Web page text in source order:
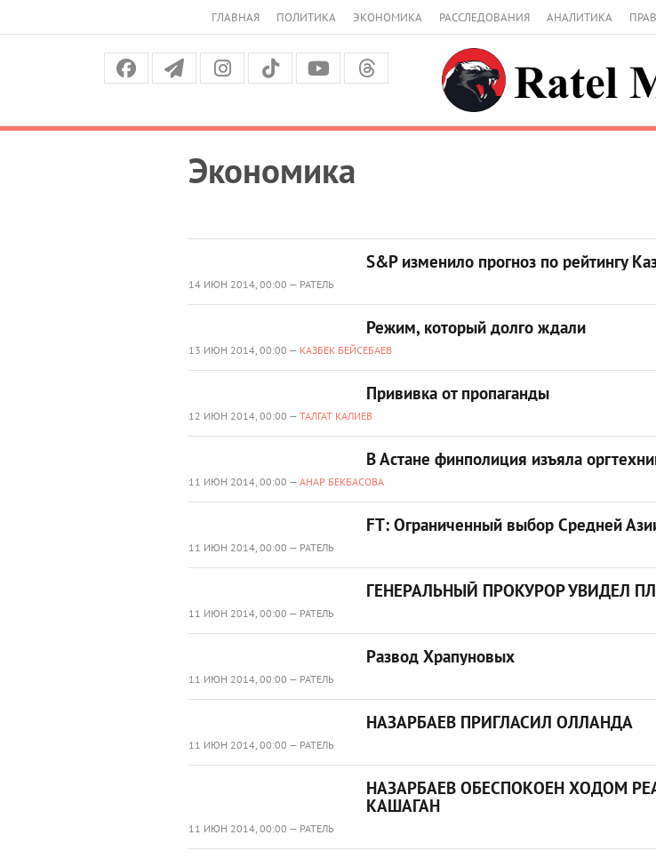
ГЛАВНАЯ ПОЛИТИКА ЭКОНОМИКА РАССЛЕДОВАНИЯ АНАЛИТИКА
Экономика
S&P изменило прогноз по рейтингу
14 ИЮН 2014, 00:00 — РАТЕЛЬ
Режим, который долго ждали
13 ИЮН 2014, 00:00 — КАЗБЕК БЕЙСЕБАЕВ
Прививка от пропаганды
12 ИЮН 2014, 00:00 — ТАЛГАТ КАЛИЕВ
В Астане финполиция изъяла
11 ИЮН 2014, 00:00 — АНАР БЕКБАСОВА
FT: Ограниченный выбор Средней
11 ИЮН 2014, 00:00 — РАТЕЛЬ
ГЕНЕРАЛЬНЫЙ ПРОКУРОР УВИДЕЛ
11 ИЮН 2014, 00:00 — РАТЕЛЬ
Развод Храпуновых
11 ИЮН 2014, 00:00 — РАТЕЛЬ
НАЗАРБАЕВ ПРИГЛАСИЛ ОЛЛАНДА
11 ИЮН 2014, 00:00 — РАТЕЛЬ
НАЗАРБАЕВ ОБЕСПОКОЕН ХОДОМ
КАШАГАН
11 ИЮН 2014, 00:00 — РАТЕЛЬ